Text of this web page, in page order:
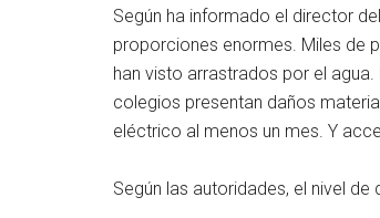
Según ha informado el director
proporciones enormes. Miles de
han visto arrastrados por el
colegios presentan daños
eléctrico al menos un mes. Y
Según las autoridades, el nivel